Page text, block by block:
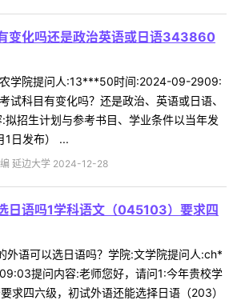
变化吗还是政治英语或日语343860
学院提问人:13***50时间:2024-09-2909:
试科目有变化吗？还是政治、英语或日语、
招生计划与参考书目、学业条件以当年发
1日发布） ...
延边大学 2024-12-28
日语吗1学科语文（045103）要求四
外语可以选日语吗？学院:文学院提问人:ch*
提问内容:老师您好，请问1:今年贵校学
求四六级，初试外语还能选择日语（203）